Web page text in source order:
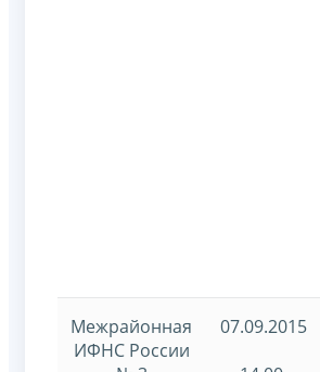
Межрайонная
ИФНС России
07.09.2015